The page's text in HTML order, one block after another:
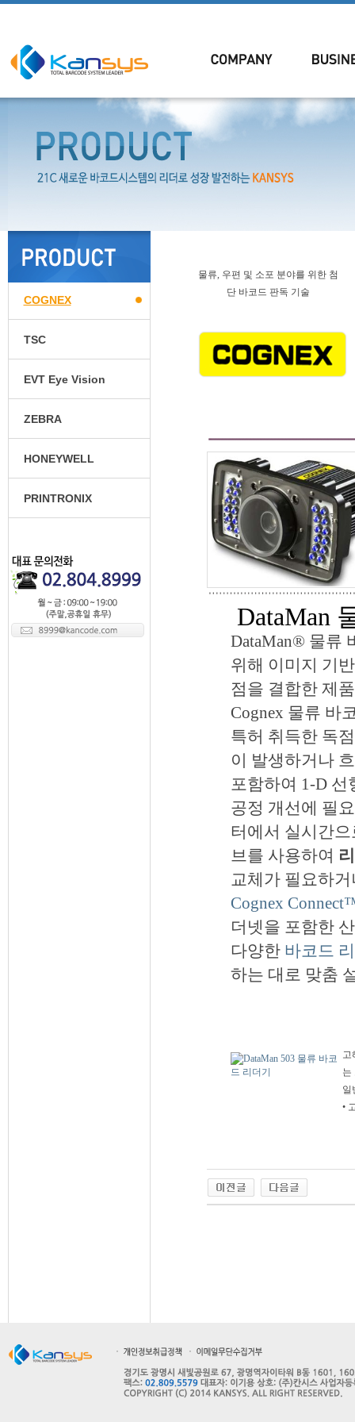
인사말
주요연혁
오시는길
주요사
고객사
파트너사
COGNEX
TSC
EVT Eye Vision
ZEBRA
HONEYWELL
PRINTRONIX
DataMan
물류, 우편 및 소포 분야를 위한 첨
단 바코드 판독 기술
DataMan® 물류
위해 이미지 기
점을 결합한 제
Cognex 물류 바
특허 취득한 독
이 발생하거나
포함하여 1-D
공정 개선에 필
터에서 실시간
브를 사용하여
교체가 필요하
Cognex
더넷을 포함한
다양한 바코드
하는 대로 맞춤
고
는
일
•